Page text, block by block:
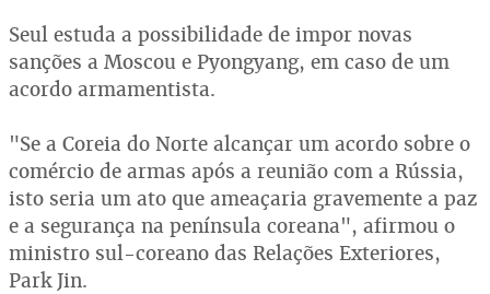
Seul estuda a possibilidade de impor novas
sanções a Moscou e Pyongyang, em caso de um
acordo armamentista.
"Se a Coreia do Norte alcançar um acordo sobre o
comércio de armas após a reunião com a Rússia,
isto seria um ato que ameaçaria gravemente a paz
e a segurança na península coreana", afirmou o
ministro sul-coreano das Relações Exteriores,
Park Jin.